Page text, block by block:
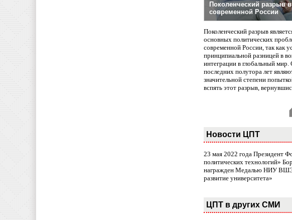
Поколенческий разрыв в
современной России
Поколенческий разрыв
основных политических
современной России, так как
принципиальной разницей в
интеграции в глобальный
последних полутора лет
значительной степени
вспять этот разрыв,
Новости ЦПТ
23 мая 2022 года Президент
политических технологий»
награжден Медалью НИУ ВШЭ
развитие университета»
ЦПТ в других СМИ